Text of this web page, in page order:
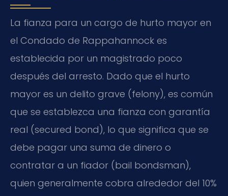
La fianza para un cargo de hurto mayor en
el Condado de Rappahannock es
establecida por un magistrado poco
después del arresto. Dado que el hurto
mayor es un delito grave (felony), es común
que se establezca una fianza con garantía
real (secured bond), lo que significa que se
debe pagar una suma de dinero o
contratar a un fiador (bail bondsman),
quien generalmente cobra alrededor del 10%